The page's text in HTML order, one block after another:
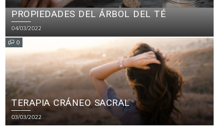
PROPIEDADES DEL ÁRBOL DEL TÉ
04/03/2022
0
TERAPIA CRÁNEO SACRAL
03/03/2022